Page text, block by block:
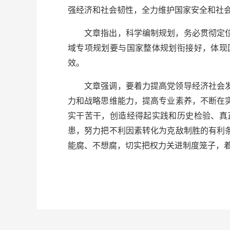
强经济和社会韧性，全力维护国家安全和社
文章指出，科学编制规划，务必贯彻定
域专项规划要与国家整体规划衔接好，体
效。
文章强调，要着力提高党领导经济社会
力和战略思维能力，提高专业素养，不断
实干苦干，创造经得起实践和历史检验、
患，努力把不利因素转化为克敌制胜的有
能腐、不想腐，切实把权力关进制度笼子，